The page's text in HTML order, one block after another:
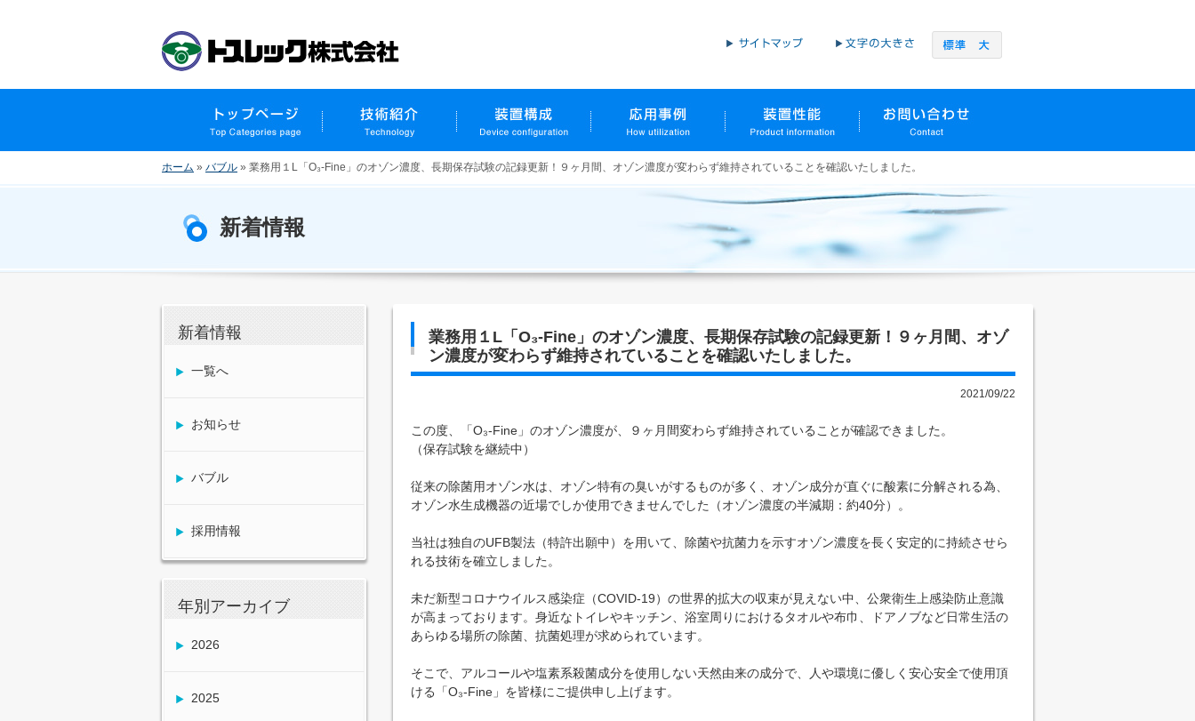
ホーム » バブル » 業務用１L「O₃-Fine」のオゾン濃度、長期保存試験の記録更新！９ヶ月間、オゾン濃度が変わらず維持されていることを確認いたしました。
新着情報
新着情報
一覧へ
お知らせ
バブル
採用情報
年別アーカイブ
2026
2025
業務用１L「O₃-Fine」のオゾン濃度、長期保存試験の記録更新！９ヶ月間、オゾ
ン濃度が変わらず維持されていることを確認いたしました。
2021/09/22
この度、「O₃-Fine」のオゾン濃度が、９ヶ月間変わらず維持されていることが確認できました。
（保存試験を継続中）
従来の除菌用オゾン水は、オゾン特有の臭いがするものが多く、オゾン成分が直ぐに酸素に分解される為、
オゾン水生成機器の近場でしか使用できませんでした（オゾン濃度の半減期：約40分）。
当社は独自のUFB製法（特許出願中）を用いて、除菌や抗菌力を示すオゾン濃度を長く安定的に持続させら
れる技術を確立しました。
未だ新型コロナウイルス感染症（COVID-19）の世界的拡大の収束が見えない中、公衆衛生上感染防止意識
が高まっております。身近なトイレやキッチン、浴室周りにおけるタオルや布巾、ドアノブなど日常生活の
あらゆる場所の除菌、抗菌処理が求められています。
そこで、アルコールや塩素系殺菌成分を使用しない天然由来の成分で、人や環境に優しく安心安全で使用頂
ける「O₃-Fine」を皆様にご提供申し上げます。